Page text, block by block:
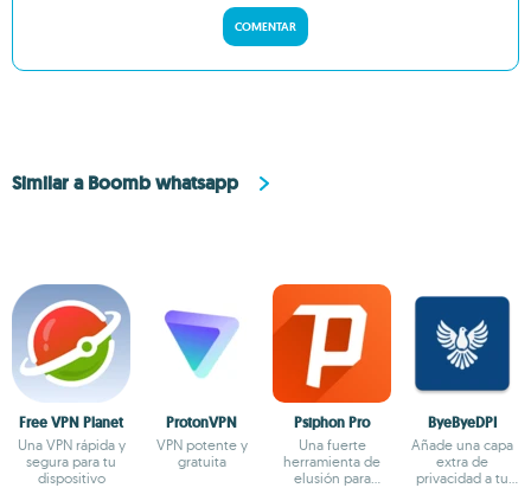
COMENTAR
Similar a Boomb whatsapp
Free VPN Planet
Una VPN rápida y
segura para tu
dispositivo
ProtonVPN
VPN potente y
gratuita
Psiphon Pro
Una fuerte
herramienta de
elusión para
ByeByeDPI
Añade una capa
extra de
privacidad a tu